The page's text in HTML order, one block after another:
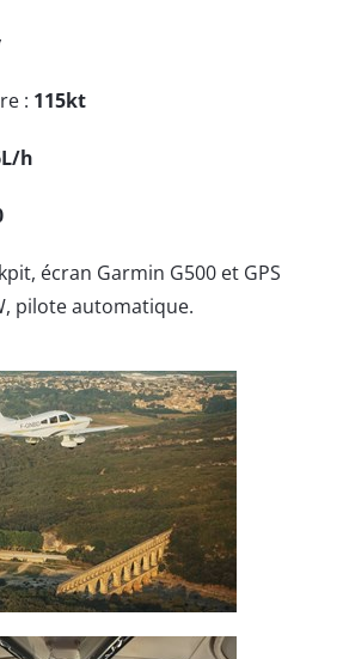
: 115kt
h
écran Garmin G500 et GPS
pilote automatique.